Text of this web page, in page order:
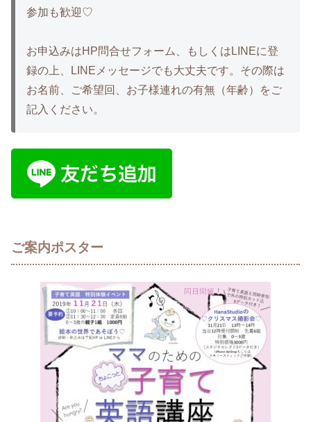
参加も歓迎♡
お申込みはHP問合せフォーム、もしくはLINEに登
録の上、LINEメッセージでも大丈夫です。その際は
お名前、ご希望回、お子様連れの有無（年齢）をご
記入ください。
ご案内ポスター